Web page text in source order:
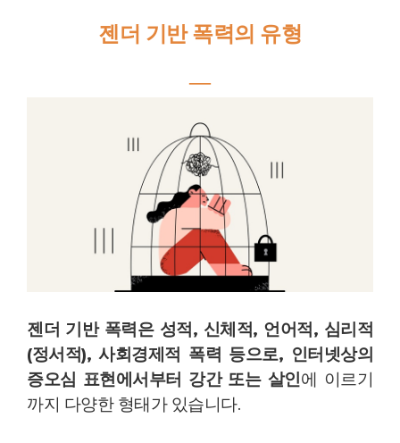
젠더 기반 폭력의 유형
―
젠더 기반 폭력은 성적, 신체적, 언어적, 심리적
(정서적), 사회경제적 폭력 등으로, 인터넷상의
증오심 표현에서부터 강간 또는 살인에 이르기
까지 다양한 형태가 있습니다.